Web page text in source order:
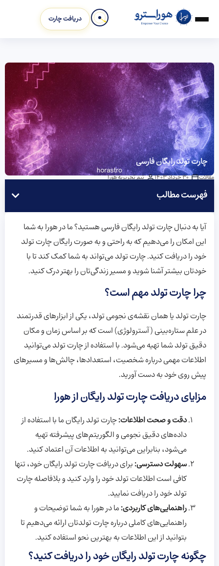
دریافت چارت
چارت تولد رایگان فارسی
مقالات 30 خرداد 1403 تیم تحریریه هورا
فهرست مطالب
آیا به دنبال چارت تولد رایگان فارسی هستید؟ ما در هورا به شما
این امکان را می‌دهیم که به راحتی و به صورت رایگان چارت تولد
خود را دریافت کنید. چارت تولد می‌تواند به شما کمک کند تا با
خودتان بیشتر آشنا شوید و مسیر زندگی‌تان را بهتر درک کنید.
چرا چارت تولد مهم است؟
چارت تولد یا همان نقشه‌ی نجومی تولد، یکی از ابزارهای قدرتمند
در علم ستاره‌بینی (آسترولوژی) است که بر اساس زمان و مکان
دقیق تولد شما تهیه می‌شود. با استفاده از چارت تولد می‌توانید
اطلاعات مهمی درباره شخصیت، استعدادها، چالش‌ها و مسیرهای
پیش روی خود به دست آورید.
مزایای دریافت چارت تولد رایگان از هورا
دقت و صحت اطلاعات:چارت تولد رایگان ما با استفاده از
داده‌های دقیق نجومی و الگوریتم‌های پیشرفته تهیه
می‌شود، بنابراین می‌توانید به اطلاعات آن اعتماد کنید.
سهولت دسترسی:برای دریافت چارت تولد رایگان خود، تنها
کافی است اطلاعات تولد خود را وارد کنید و بلافاصله چارت
تولد خود را دریافت نمایید.
راهنمایی‌های کاربردی:ما در هورا به شما توضیحات و
راهنمایی‌های کاملی درباره چارت تولدتان ارائه می‌دهیم تا
بتوانید از این اطلاعات به بهترین نحو استفاده کنید.
چگونه چارت تولد رایگان خود را دریافت کنید؟